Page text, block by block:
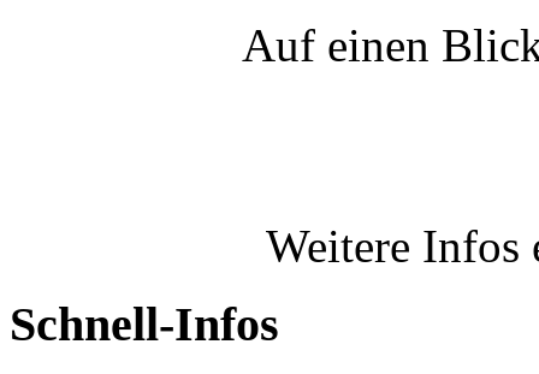
Auf einen
Weitere Infos
Schnell-Infos